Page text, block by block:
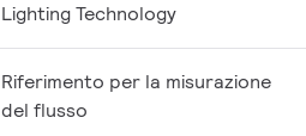
Lighting Technology
Riferimento per la misurazione
del flusso